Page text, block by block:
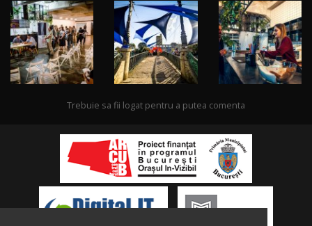
Trebuie sa fii logat pentru a putea comenta